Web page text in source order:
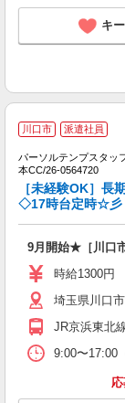
キ
川口市 派遣社員
パーソルテンプスタ
本CC/26-0564720
［未経験OK］長
◇17時台定時☆彡
9月開始★［川口
時給1300円
埼玉県川口
JR京浜東北
9:00〜17:00